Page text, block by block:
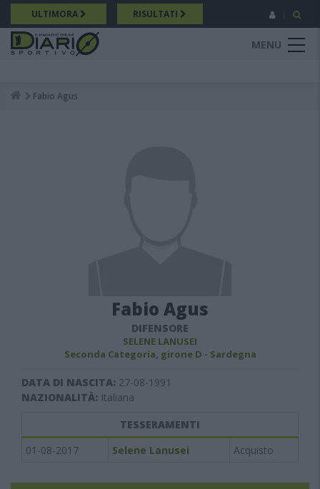
Salta
al
contenuto
principale
ULTIMORA RISULTATI
MENU
Breadcrumb
Fabio Agus
Fabio Agus
DIFENSORE
SELENE LANUSEI
Seconda Categoria, girone D - Sardegna
DATA DI NASCITA: 27-08-1991
NAZIONALITÀ: Italiana
TESSERAMENTI
01-08-2017
Selene Lanusei Acquisto